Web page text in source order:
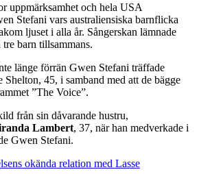
uppmärksamhet och hela USA
Stefani vars australiensiska barnflicka
ljuset i alla år. Sångerskan lämnade
barn tillsammans.
länge förrän Gwen Stefani träffade
45, i samband med att de bägge
”The Voice”.
från sin dåvarande hustru,
Lambert, 37, när han medverkade i
Gwen Stefani.
okända relation med Lasse